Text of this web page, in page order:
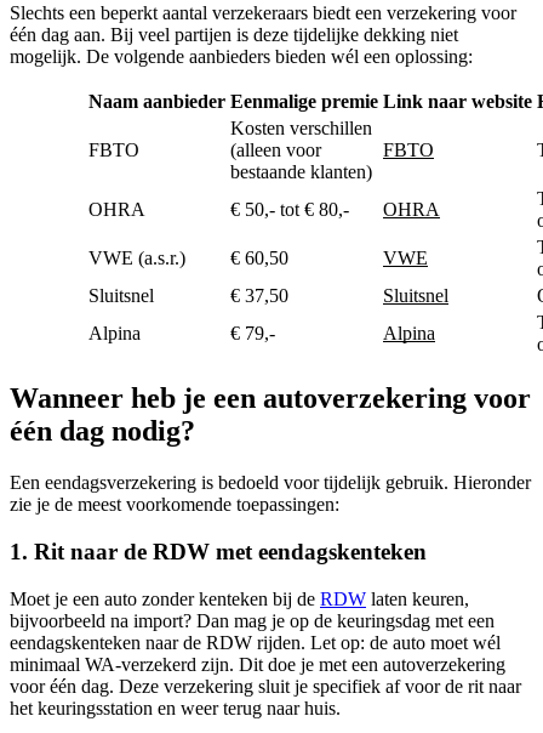
Slechts een beperkt aantal verzekeraars biedt een verzekering voor
één dag aan. Bij veel partijen is deze tijdelijke dekking niet
mogelijk. De volgende aanbieders bieden wél een oplossing:
Naam aanbieder Eenmalige premie Link naar website
FBTO
Kosten verschillen
(alleen voor
bestaande klanten)
FBTO
OHRA € 50,- tot € 80,- OHRA
VWE (a.s.r.)
€ 60,50 VWE
Sluitsnel
€ 37,50 Sluitsnel
Alpina
€ 79,- Alpina
Wanneer heb je een autoverzekering voor
één dag nodig?
Een eendagsverzekering is bedoeld voor tijdelijk gebruik. Hieronder
zie je de meest voorkomende toepassingen:
1. Rit naar de RDW met eendagskenteken
Moet je een auto zonder kenteken bij de RDW laten keuren,
bijvoorbeeld na import? Dan mag je op de keuringsdag met een
eendagskenteken naar de RDW rijden. Let op: de auto moet wél
minimaal WA-verzekerd zijn. Dit doe je met een autoverzekering
voor één dag. Deze verzekering sluit je specifiek af voor de rit naar
het keuringsstation en weer terug naar huis.